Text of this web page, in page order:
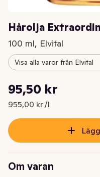
Hårolja
100 ml, Elvital
Visa alla varor från Elvital
Nuvarande pris är: 95,50
95,50 kr
955,00 kr /l
Styckpris: 955,00 kr /l
Om varan